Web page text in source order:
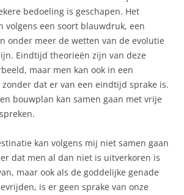
bedoeling is geschapen. Het
volgens een soort blauwdruk, een
onder meer de wetten van de evolutie
Eindtijd theorieën zijn van deze
maar men kan ook in een
dat er van een eindtijd sprake is.
bouwplan kan samen gaan met vrije
kan volgens mij niet samen gaan
dat men al dan niet is uitverkoren is
maar ook als de goddelijke genade
is er geen sprake van onze